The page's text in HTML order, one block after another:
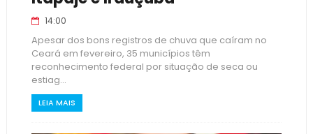
14:00
Apesar dos bons registros de chuva que caíram no
Ceará em fevereiro, 35 municípios têm
reconhecimento federal por situação de seca ou
estiag...
LEIA MAIS